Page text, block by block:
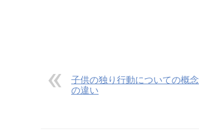
子供の独り行動についての概念
の違い